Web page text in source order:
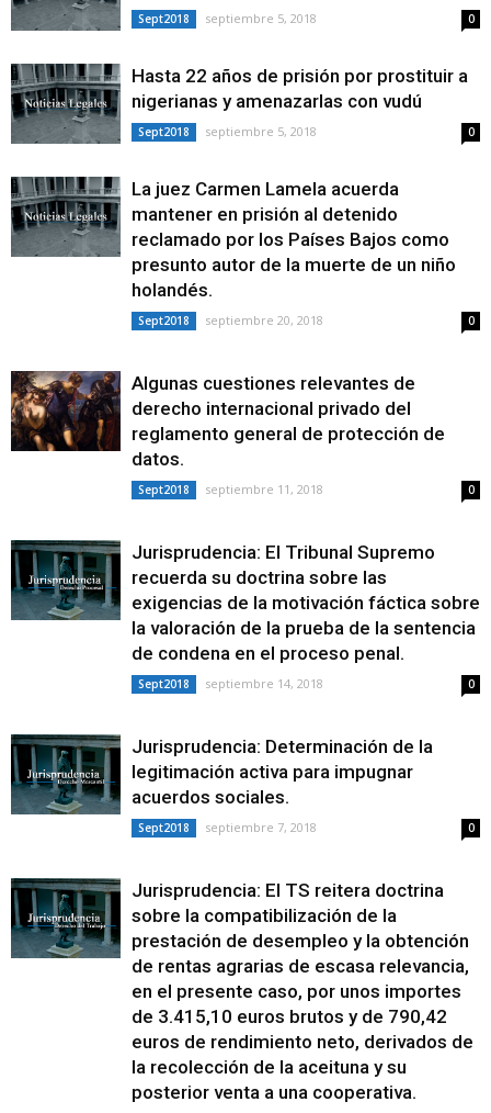
Sept2018 septiembre 5, 2018 0
Hasta 22 años de prisión por prostituir a
nigerianas y amenazarlas con vudú
Sept2018 septiembre 5, 2018 0
La juez Carmen Lamela acuerda
mantener en prisión al detenido
reclamado por los Países Bajos como
presunto autor de la muerte de un niño
holandés.
Sept2018 septiembre 20, 2018 0
Algunas cuestiones relevantes de
derecho internacional privado del
reglamento general de protección de
datos.
Sept2018 septiembre 11, 2018 0
Jurisprudencia: El Tribunal Supremo
recuerda su doctrina sobre las
exigencias de la motivación fáctica sobre
la valoración de la prueba de la sentencia
de condena en el proceso penal.
Sept2018 septiembre 14, 2018 0
Jurisprudencia: Determinación de la
legitimación activa para impugnar
acuerdos sociales.
Sept2018 septiembre 7, 2018 0
Jurisprudencia: El TS reitera doctrina
sobre la compatibilización de la
prestación de desempleo y la obtención
de rentas agrarias de escasa relevancia,
en el presente caso, por unos importes
de 3.415,10 euros brutos y de 790,42
euros de rendimiento neto, derivados de
la recolección de la aceituna y su
posterior venta a una cooperativa.